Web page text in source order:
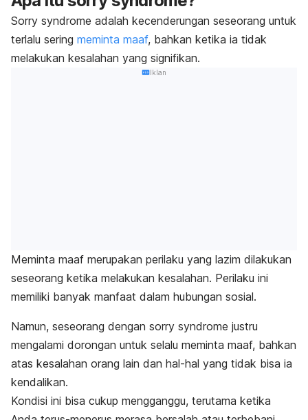
Sorry syndrome adalah kecenderungan seseorang untuk
terlalu sering meminta maaf, bahkan ketika ia tidak
melakukan kesalahan yang signifikan.
Iklan
Meminta maaf merupakan perilaku yang lazim dilakukan
seseorang ketika melakukan kesalahan. Perilaku ini
memiliki banyak manfaat dalam hubungan sosial.
Namun, seseorang dengan sorry syndrome justru
mengalami dorongan untuk selalu meminta maaf, bahkan
atas kesalahan orang lain dan hal-hal yang tidak bisa ia
kendalikan.
Kondisi ini bisa cukup mengganggu, terutama ketika